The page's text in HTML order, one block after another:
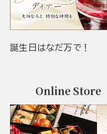
誕生日はなだ万で！
Online Store